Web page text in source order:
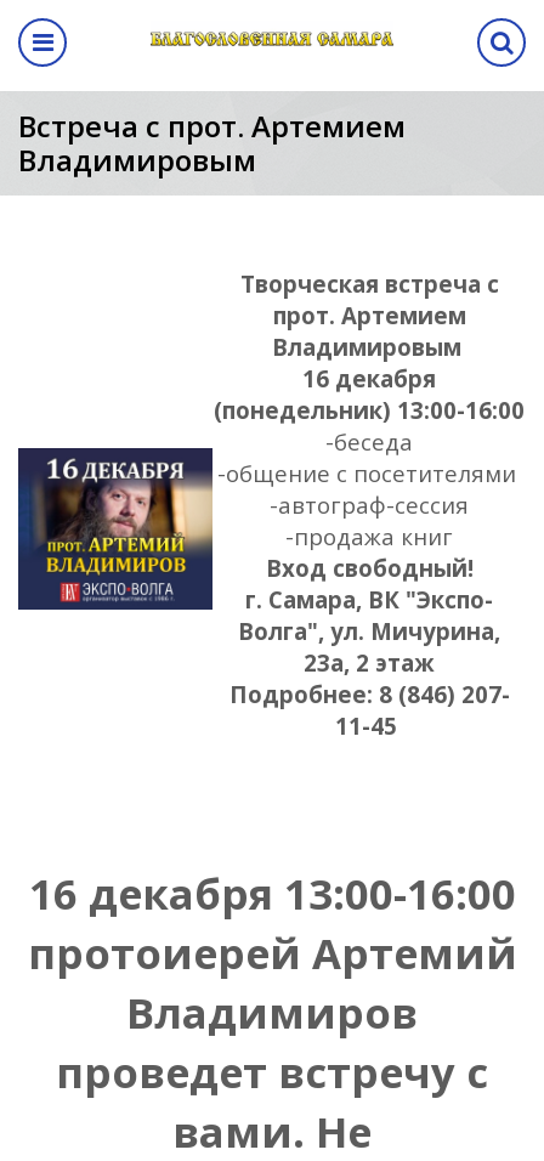
выставка
выставки
стенда
Назад
Программа
Встреча с прот. Артемием
Владимировым
Творческая встреча с
прот. Артемием
Владимировым
16 декабря
(понедельник) 13:00-16:00
-беседа
-общение с посетителями
-автограф-сессия
-продажа книг
Вход свободный!
г. Самара, ВК "Экспо-
Волга", ул. Мичурина,
23а, 2 этаж
Подробнее: 8 (846) 207-
11-45
16 декабря 13:00-16:00
протоиерей Артемий
Владимиров
проведет встречу с
вами. Не